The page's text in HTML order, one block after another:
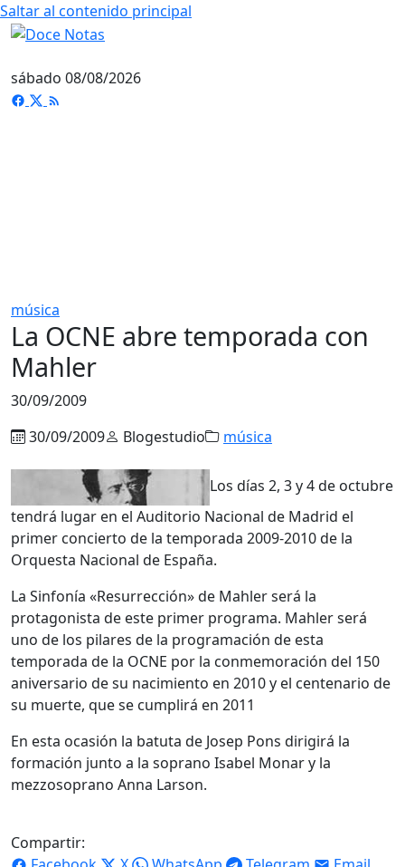
Saltar al contenido principal
sábado 08/08/2026
música
La OCNE abre temporada con
Mahler
30/09/2009
30/09/2009
Blogestudio música
Los días 2, 3 y 4 de octubre
tendrá lugar en el Auditorio Nacional de Madrid el
primer concierto de la temporada 2009-2010 de la
Orquesta Nacional de España.
La Sinfonía «Resurrección» de Mahler será la
protagonista de este primer programa. Mahler será
uno de los pilares de la programación de esta
temporada de la OCNE por la conmemoración del 150
aniversario de su nacimiento en 2010 y el centenario de
su muerte, que se cumplirá en 2011
En esta ocasión la batuta de Josep Pons dirigirá la
formación junto a la soprano Isabel Monar y la
mezzosoprano Anna Larson.
Compartir: